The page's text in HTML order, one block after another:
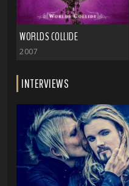
WORLDS COLLIDE
2007
INTERVIEWS